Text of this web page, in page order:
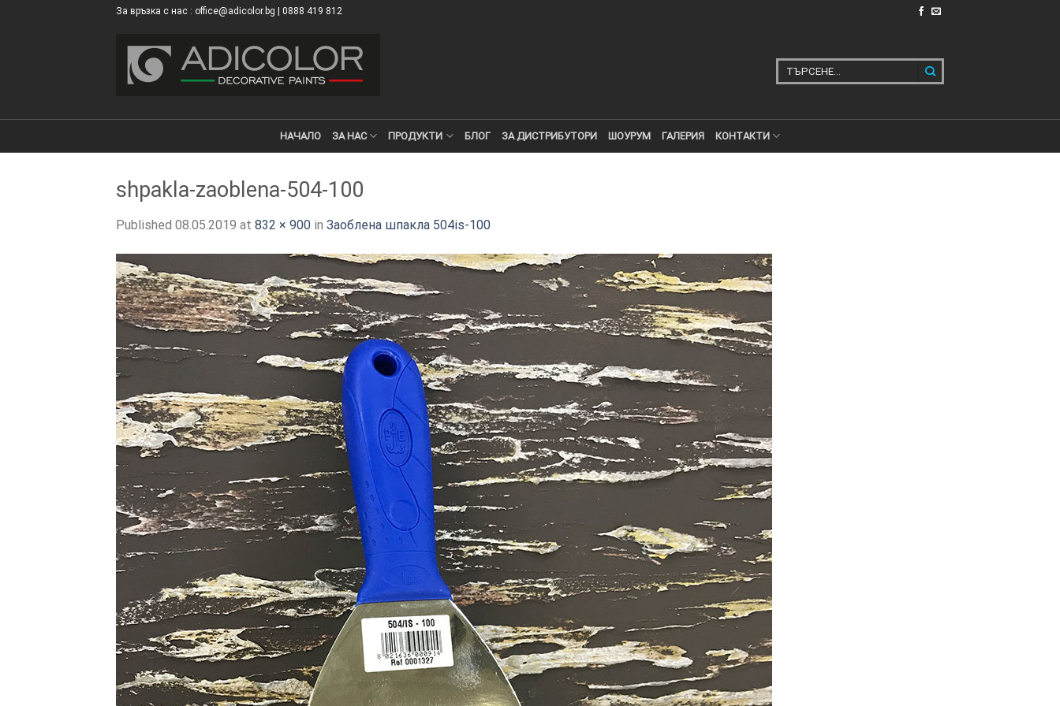
За връзка с нас : office@adicolor.bg | 0888 419 812
за:
НАЧАЛО ЗА НАС ПРОДУКТИ БЛОГ ЗА ДИСТРИБУТОРИ ШОУРУМ ГАЛЕРИЯ КОНТАКТИ
shpakla-zaoblena-504-100
Published 08.05.2019 at 832 × 900 in Заоблена шпакла 504is-100
×
ТОЗИ САЙТ ИЗПОЛЗВА БИСКВИТКИ.
ПОВЕЧЕ ИНФОРМАЦИЯ МОЖЕТЕ ДА
НАМЕРИТЕ ТУК.
ОПЦИИ